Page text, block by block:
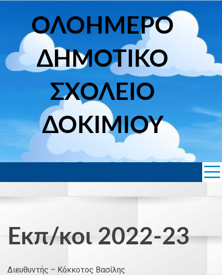
Skip
ΟΛΟΗΜΕΡΟ
ΔΗΜΟΤΙΚΟ
ΣΧΟΛΕΙΟ
ΔΟΚΙΜΙΟΥ
Εκπ/κοι 2022-23
Διευθυντής – Κόκκοτος Βασίλης